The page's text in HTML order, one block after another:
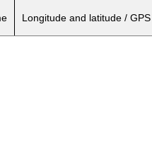
Longitude and latitude /